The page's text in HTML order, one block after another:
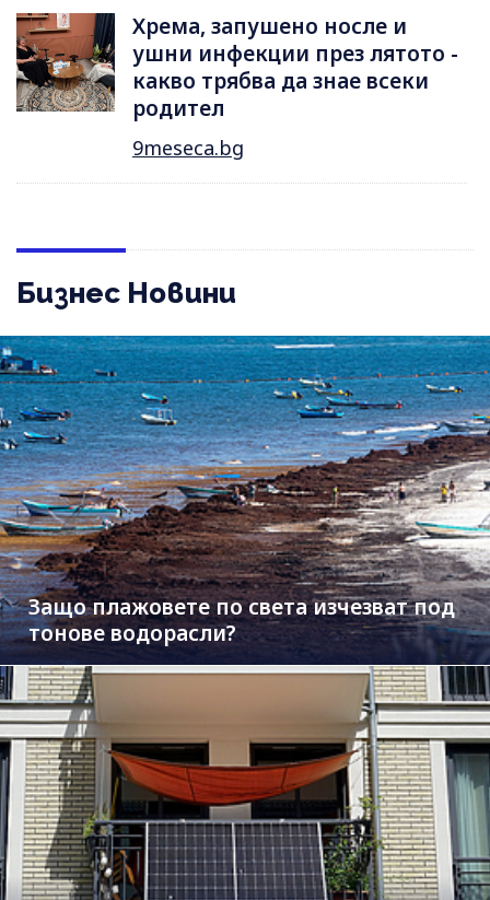
Хрема, запушено носле и
ушни инфекции през лятотo -
какво трябва да знае всеки
родител
9meseca.bg
Бизнес Новини
Защо плажовете по света изчезват под
тонове водорасли?